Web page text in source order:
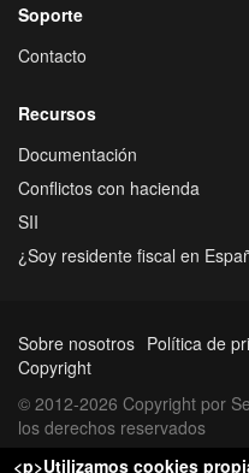
Soporte
Contacto
Recursos
Documentación
Conflictos con hacienda
SII
¿Soy residente fiscal en
Sobre nosotros Política de
Copyright
© 2012-2026 Copyright por
los derechos reservados
<p>Utilizamos cookies